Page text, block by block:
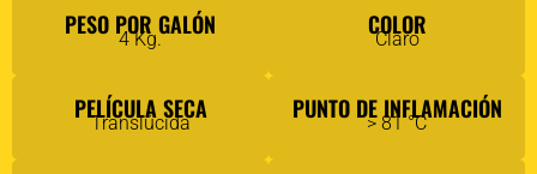
PESO POR GALÓN
4 Kg. COLOR
Claro
PELÍCULA SECA
Translúcida PUNTO DE INFLAMACIÓN
> 81 °C